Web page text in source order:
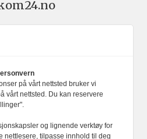
Vær Varsom-
på vårt nettsted bruker vi
vårt nettsted. Du kan reservere
og lignende verktøy for
nettlesere, tilpasse innhold til deg